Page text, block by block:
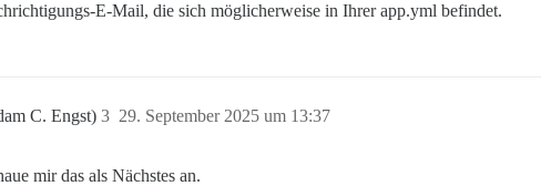
E-Mail, die sich möglicherweise in Ihrer app.yml befindet.
C. Engst) 29. September 2025 um 13:37
3
mir das als Nächstes an.